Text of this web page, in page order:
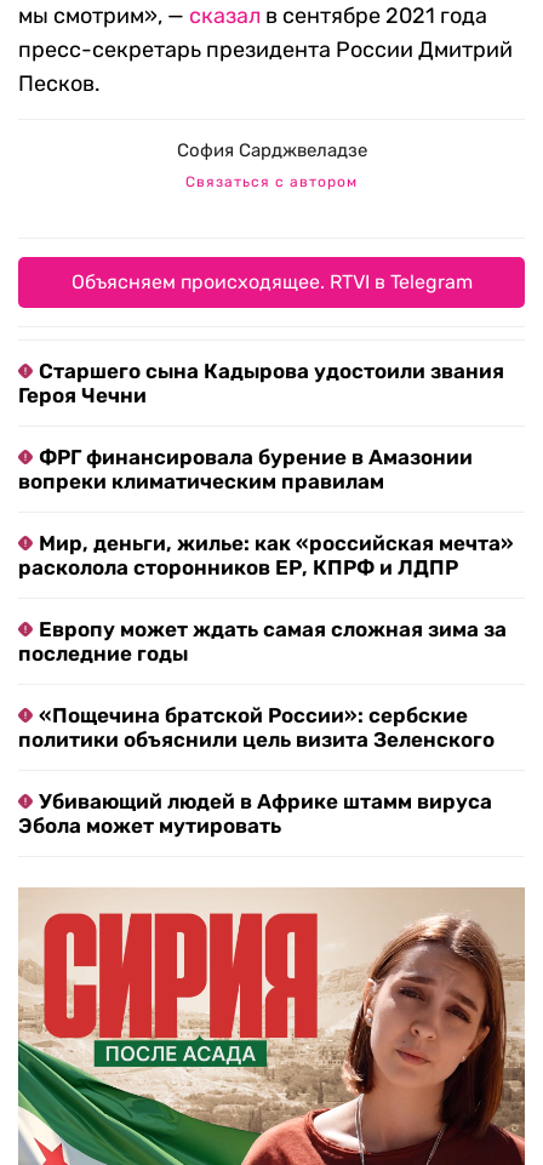
мы смотрим», — сказал в сентябре 2021 года
пресс-секретарь президента России Дмитрий
Песков.
София Сарджвеладзе
Связаться с автором
Объясняем происходящее. RTVI в Telegram
Старшего сына Кадырова удостоили звания
Героя Чечни
ФРГ финансировала бурение в Амазонии
вопреки климатическим правилам
Мир, деньги, жилье: как «российская мечта»
расколола сторонников ЕР, КПРФ и ЛДПР
Европу может ждать самая сложная зима за
последние годы
«Пощечина братской России»: сербские
политики объяснили цель визита Зеленского
Убивающий людей в Африке штамм вируса
Эбола может мутировать